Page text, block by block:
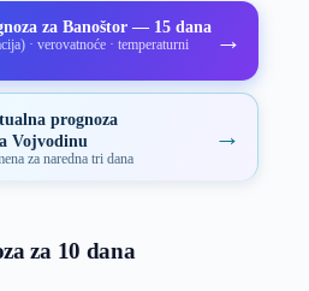
za Banoštor — 15 dana
· verovatnoće · temperaturni
→
prognoza
Vojvodinu
za naredna tri dana
→
za 10 dana